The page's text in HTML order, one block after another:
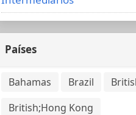
Países
Bahamas Brazil
British;Hong Kong